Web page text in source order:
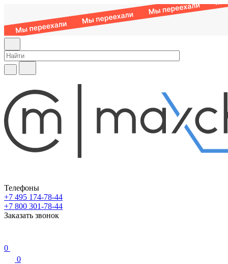
Телефоны
+7 495 174-78-44
+7 800 301-78-44
Заказать звонок
0
0